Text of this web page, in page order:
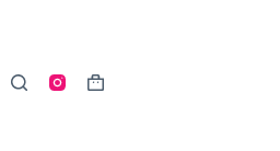
Shopping